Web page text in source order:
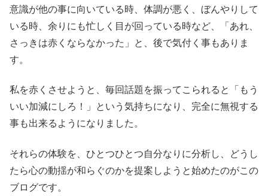
意識が他の事に向いている時、体調が悪く、ぼんやりして
いる時、余りにも忙しく目が回っている時など、「あれ、
さっきは赤くならなかった」と、後で気付く事もありま
す。
私を赤くさせようと、毎回話題を振ってこられると「もう
いい加減にしろ！」という気持ちになり、完全に無視する
事も出来るようになりました。
それらの体験を、ひとつひとつ自分なりに分析し、どうし
たら心の動揺が和らぐのかを提案しようと始めたのがこの
ブログです。